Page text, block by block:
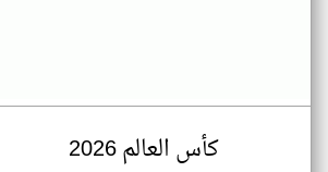
كأس العالم 2026